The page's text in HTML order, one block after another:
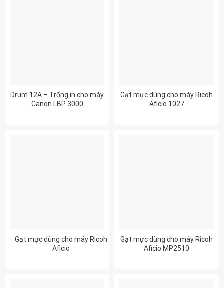
Drum 12A – Trống in cho máy
Canon LBP 3000
Gạt mực dùng cho máy Ricoh
Aficio 1027
Gạt mực dùng cho máy Ricoh
Aficio
Gạt mực dùng cho máy Ricoh
Aficio MP2510